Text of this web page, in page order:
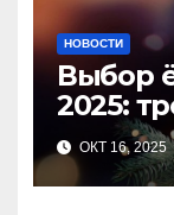
НОВОСТИ
Выбор
2025:
ОКТ 16, 2025